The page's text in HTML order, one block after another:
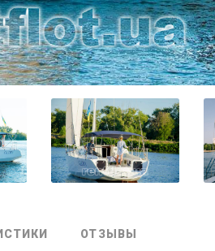
ОТЗЫВЫ